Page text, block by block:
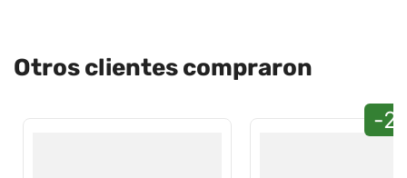
Otros clientes compraron
-